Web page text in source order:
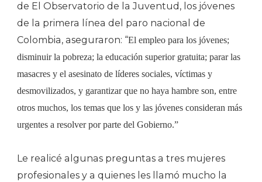
de El Observatorio de la Juventud, los jóvenes
de la primera línea del paro nacional de
Colombia, aseguraron: “El empleo para los jóvenes;
disminuir la pobreza; la educación superior gratuita; parar las
masacres y el asesinato de líderes sociales, víctimas y
desmovilizados, y garantizar que no haya hambre son, entre
otros muchos, los temas que los y las jóvenes consideran más
urgentes a resolver por parte del Gobierno.”
Le realicé algunas preguntas a tres mujeres
profesionales y a quienes les llamó mucho la